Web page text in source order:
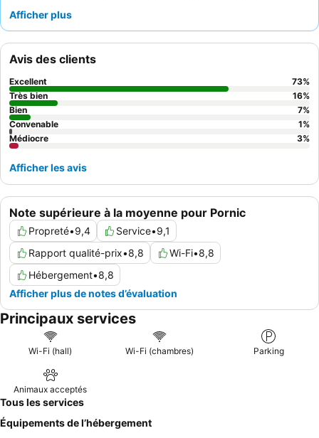
constamment le
expérience plus tranquille, les clients recommandent de
demander une chambre donnant sur le jardin.
Afficher plus
Note supérieure à la moyenne pour Pornic
Propreté•9,4 Service•9,1
Rapport qualité-prix•8,8 Wi-Fi•8,8
Hébergement•8,8
Afficher plus de notes d’évaluation
Avis des clients
Excellent 73%
Très bien
16%
Bien
7%
Convenable
1%
Médiocre
3%
Afficher les avis
Principaux services
Wi-Fi (hall) Wi-Fi (chambres) Parking
Animaux acceptés
Tous les services
Équipements de l’hébergement